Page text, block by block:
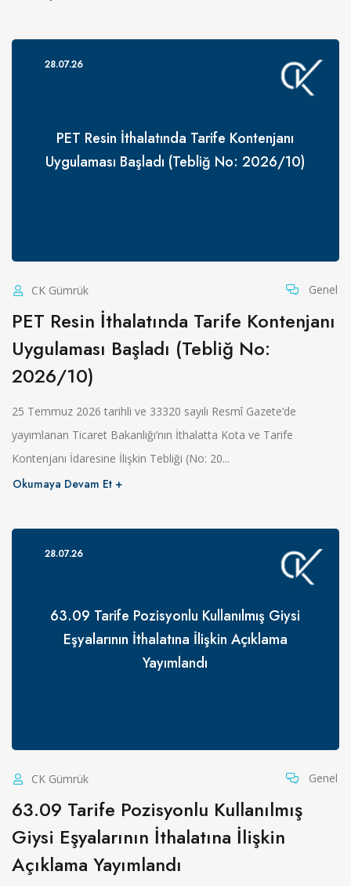
PET Resin İthalatında Tarife Kontenjanı
Uygulaması Başladı (Tebliğ No: 2026/10)
28.07.26
CK Gümrük Genel
PET Resin İthalatında Tarife Kontenjanı
Uygulaması Başladı (Tebliğ No:
2026/10)
25 Temmuz 2026 tarihli ve 33320 sayılı Resmî Gazete’de
yayımlanan Ticaret Bakanlığı’nın İthalatta Kota ve Tarife
Kontenjanı İdaresine İlişkin Tebliği (No: 20...
Okumaya Devam Et
63.09 Tarife Pozisyonlu Kullanılmış Giysi
Eşyalarının İthalatına İlişkin Açıklama
Yayımlandı
28.07.26
CK Gümrük Genel
63.09 Tarife Pozisyonlu Kullanılmış
Giysi Eşyalarının İthalatına İlişkin
Açıklama Yayımlandı